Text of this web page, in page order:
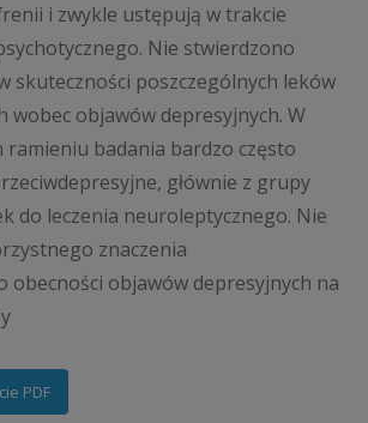
i zwykle ustępują w trakcie
Nie stwierdzono
skuteczności poszczególnych leków
wobec objawów depresyjnych. W
badania bardzo często
głównie z grupy
do leczenia neuroleptycznego. Nie
znaczenia
obecności objawów depresyjnych na
PDF